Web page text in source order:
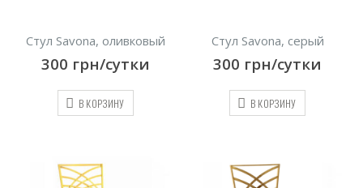
Стул Savona, оливковый
300 грн/сутки
В КОРЗИНУ
Стул Savona, серый
300 грн/сутки
В КОРЗИНУ